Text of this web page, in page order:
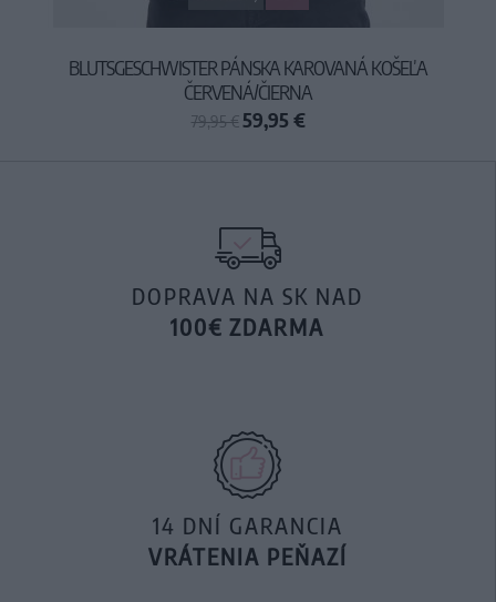
BLUTSGESCHWISTER PÁNSKA KAROVANÁ KOŠEĽA
ČERVENÁ/ČIERNA
79,95 €59,95 €
DOPRAVA NA SK NAD
100€ ZDARMA
14 DNÍ GARANCIA
VRÁTENIA PEŇAZÍ